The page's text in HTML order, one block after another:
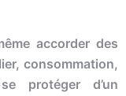
accorder des
consommation,
protéger d’un